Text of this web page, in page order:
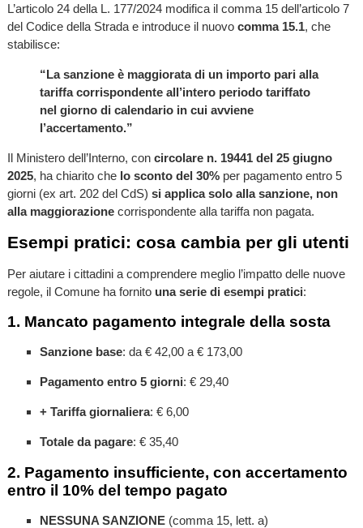
L’articolo 24 della L. 177/2024 modifica il comma 15 dell’articolo 7
del Codice della Strada e introduce il nuovo comma 15.1, che
stabilisce:
“La sanzione è maggiorata di un importo pari alla
tariffa corrispondente all’intero periodo tariffato
nel giorno di calendario in cui avviene
l’accertamento.”
Il Ministero dell’Interno, con circolare n. 19441 del 25 giugno
2025, ha chiarito che lo sconto del 30%per pagamento entro 5
giorni (ex art. 202 del CdS) si applica solo alla sanzione, non
alla maggiorazionecorrispondente alla tariffa non pagata.
Esempi pratici: cosa cambia per gli utenti
Per aiutare i cittadini a comprendere meglio l’impatto delle nuove
regole, il Comune ha fornito una serie di esempi pratici:
1. Mancato pagamento integrale della sosta
Sanzione base: da € 42,00 a € 173,00
Pagamento entro 5 giorni: € 29,40
+ Tariffa giornaliera: € 6,00
Totale da pagare: € 35,40
2. Pagamento insufficiente, con accertamento
entro il 10% del tempo pagato
NESSUNA SANZIONE(comma 15, lett. a)